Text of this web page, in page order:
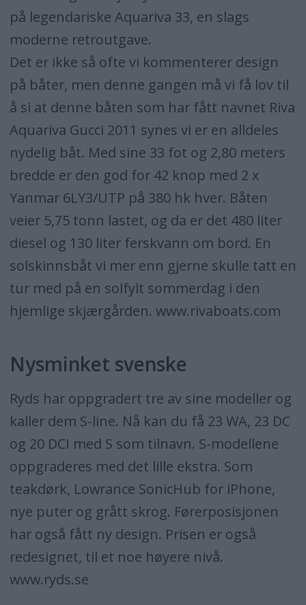
på legendariske Aquariva 33, en slags
moderne retroutgave.
Det er ikke så ofte vi kommenterer design
på båter, men denne gangen må vi få lov til
å si at denne båten som har fått navnet Riva
Aquariva Gucci 2011 synes vi er en alldeles
nydelig båt. Med sine 33 fot og 2,80 meters
bredde er den god for 42 knop med 2 x
Yanmar 6LY3/UTP på 380 hk hver. Båten
veier 5,75 tonn lastet, og da er det 480 liter
diesel og 130 liter ferskvann om bord. En
solskinnsbåt vi mer enn gjerne skulle tatt en
tur med på en solfylt sommerdag i den
hjemlige skjærgården. www.rivaboats.com
Nysminket svenske
Ryds har oppgradert tre av sine modeller og
kaller dem S-line. Nå kan du få 23 WA, 23 DC
og 20 DCI med S som tilnavn. S-modellene
oppgraderes med det lille ekstra. Som
teakdørk, Lowrance SonicHub for iPhone,
nye puter og grått skrog. Førerposisjonen
har også fått ny design. Prisen er også
redesignet, til et noe høyere nivå.
www.ryds.se